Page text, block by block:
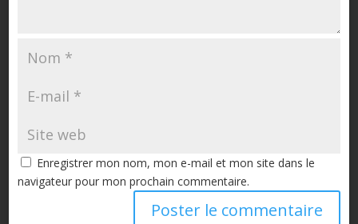
Enregistrer mon nom, mon e-mail et mon site dans le
navigateur pour mon prochain commentaire.